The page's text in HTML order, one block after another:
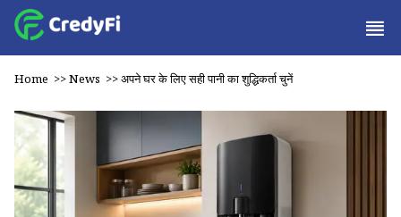
Home >>News >>अपने घर के लिए सही पानी का शुद्धिकर्ता चुनें